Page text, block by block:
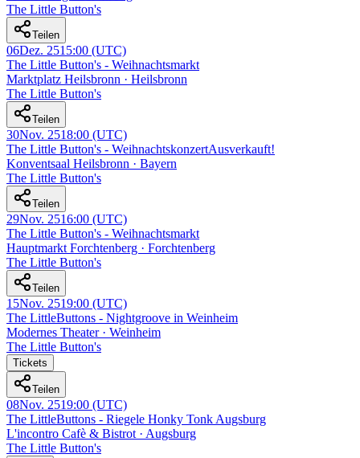
The Little Button's
Teilen
06Dez. 2515:00 (UTC)
The Little Button's - Weihnachtsmarkt
Marktplatz Heilsbronn · Heilsbronn
The Little Button's
Teilen
30Nov. 2518:00 (UTC)
The Little Button's - WeihnachtskonzertAusverkauft!
Konventsaal Heilsbronn · Bayern
The Little Button's
Teilen
29Nov. 2516:00 (UTC)
The Little Button's - Weihnachtsmarkt
Hauptmarkt Forchtenberg · Forchtenberg
The Little Button's
Teilen
15Nov. 2519:00 (UTC)
The LittleButtons - Nightgroove in Weinheim
Modernes Theater · Weinheim
The Little Button's
Tickets
Teilen
08Nov. 2519:00 (UTC)
The LittleButtons - Riegele Honky Tonk Augsburg
L'incontro Cafè & Bistrot · Augsburg
The Little Button's